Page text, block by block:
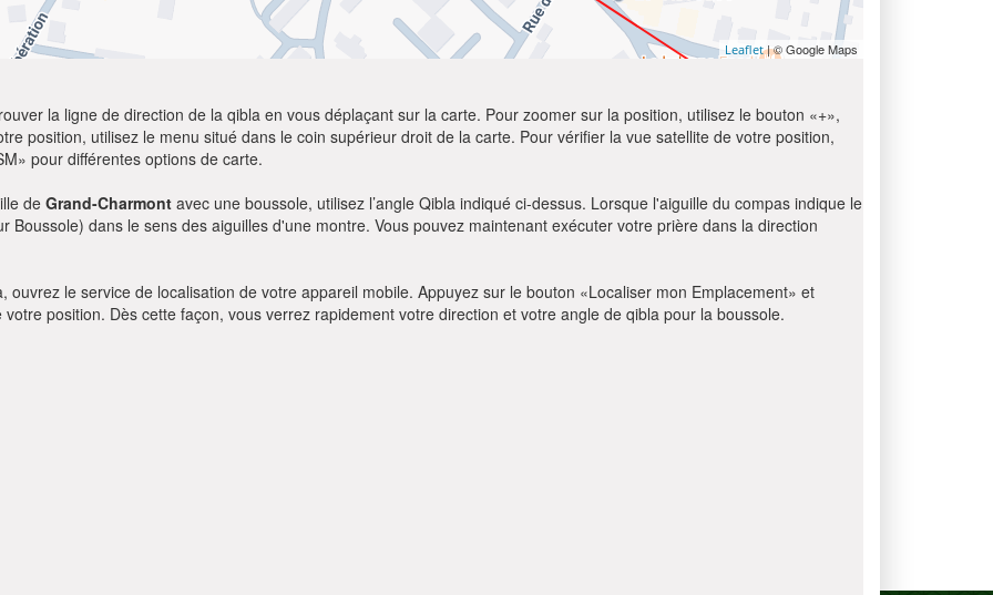
Leaflet| © Google Maps
la ligne de direction de la qibla en vous déplaçant sur la carte. Pour zoomer sur la position, utilisez le bouton «+»,
position, utilisez le menu situé dans le coin supérieur droit de la carte. Pour vérifier la vue satellite de votre position,
pour différentes options de carte.
de Grand-Charmont avec une boussole, utilisez l’angle Qibla indiqué ci-dessus. Lorsque l'aiguille du compas indique le
Boussole) dans le sens des aiguilles d'une montre. Vous pouvez maintenant exécuter votre prière dans la direction
le service de localisation de votre appareil mobile. Appuyez sur le bouton «Localiser mon Emplacement» et
position. Dès cette façon, vous verrez rapidement votre direction et votre angle de qibla pour la boussole.